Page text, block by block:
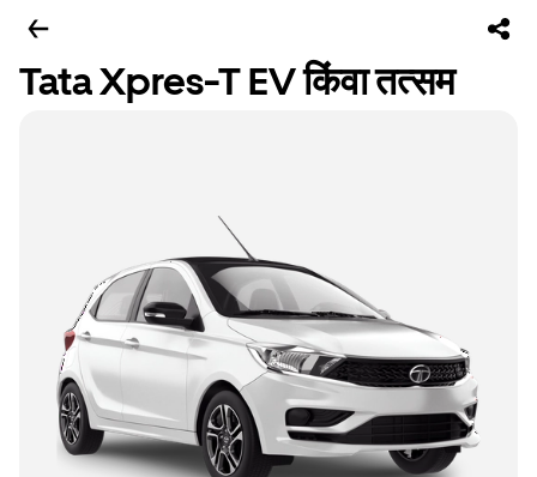
Tata Xpres-T EV किंवा तत्सम